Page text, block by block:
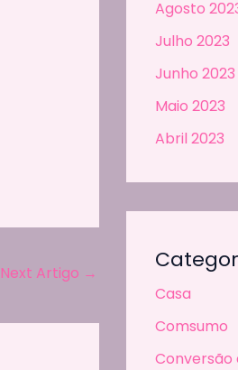
Next Artigo →
Agosto
Julho 2023
Junho 2023
Maio 2023
Abril 2023
Casa
Comsumo
Conversão